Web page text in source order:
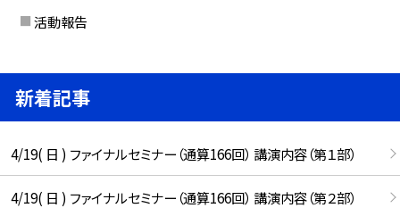
活動報告
新着記事
4/19( 日 ) ファイナルセミナー（通算166回） 講演内容（第１部）
4/19( 日 ) ファイナルセミナー（通算166回） 講演内容（第２部）